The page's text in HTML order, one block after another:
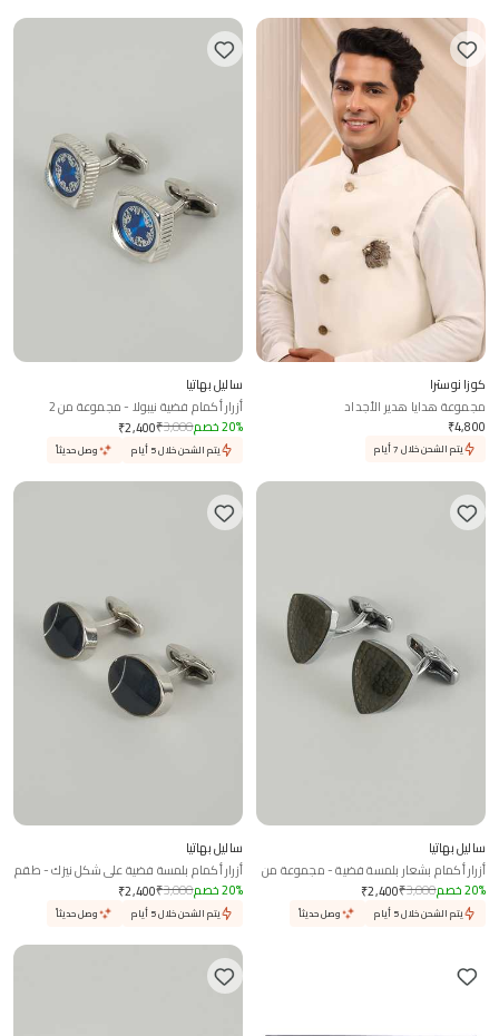
كوزا نوسترا
مجموعة هدايا هدير الأجداد
₹4,800
يتم الشحن خلال 7 أيام
ساليل بهاتيا
أزرار أكمام فضية نيبولا - مجموعة من 2
₹2,400₹3,000 20% خصم
يتم الشحن خلال 5 أيام وصل حديثاً
ساليل بهاتيا
أزرار أكمام بشعار بلمسة فضية - مجموعة من
2
₹2,400₹3,000 20% خصم
يتم الشحن خلال 5 أيام وصل حديثاً
ساليل بهاتيا
أزرار أكمام بلمسة فضية على شكل نيزك - طقم
من 2
₹2,400₹3,000 20% خصم
يتم الشحن خلال 5 أيام وصل حديثاً